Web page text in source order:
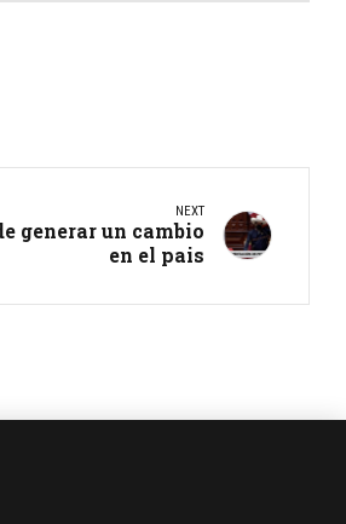
NEXT
generar un cambio
en el pais